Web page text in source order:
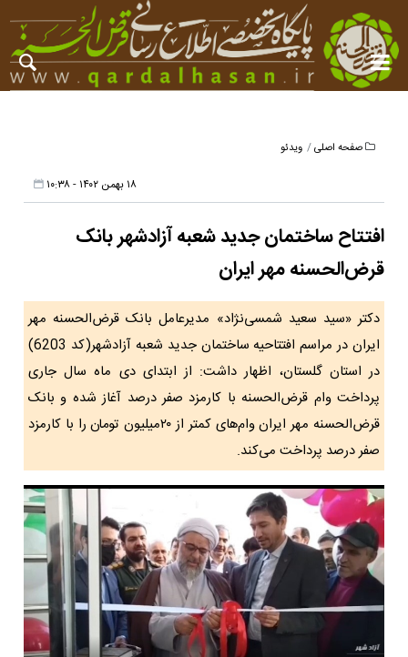
صفحه اصلی ویدئو
۱۸ بهمن ۱۴۰۲ - ۱۰:۳۸
افتتاح ساختمان جدید شعبه آزادشهر بانک
قرض‌الحسنه مهر ایران
دکتر «سید سعید شمسی‌نژاد» مدیرعامل بانک قرض‌الحسنه مهر
ایران در مراسم افتتاحیه ساختمان جدید شعبه آزادشهر(کد 6203)
در استان گلستان، اظهار داشت: از ابتدای دی ماه سال جاری
پرداخت وام قرض‌الحسنه با کارمزد صفر درصد آغاز شده و بانک
قرض‌الحسنه مهر ایران وام‌های کمتر از ۲۰میلیون تومان را با کارمزد
صفر درصد پرداخت می‌کند.